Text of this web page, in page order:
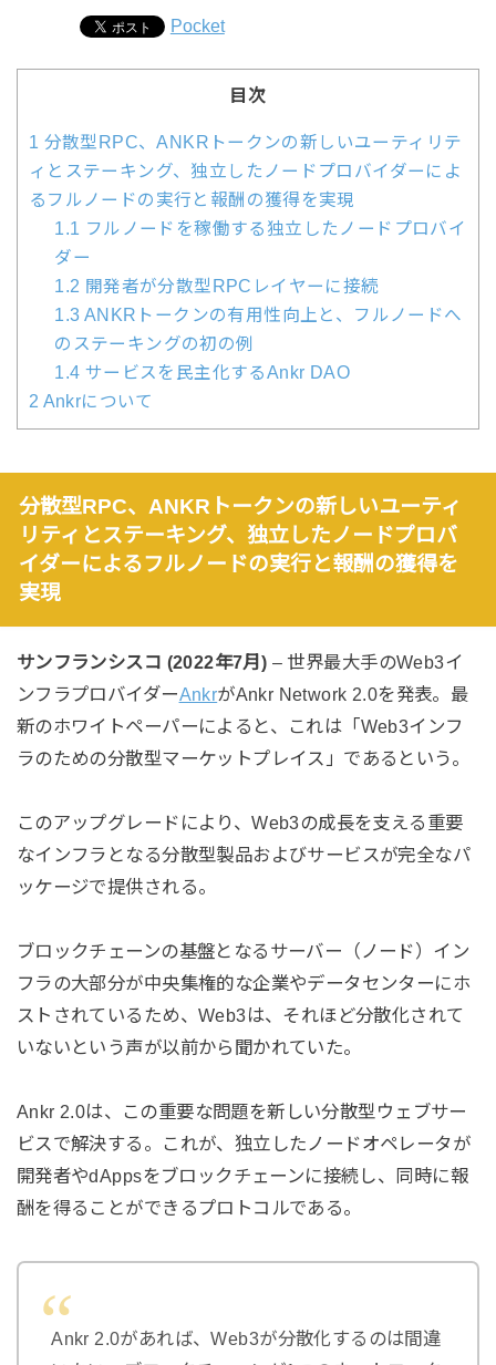
Pocket
目次
1 分散型RPC、ANKRトークンの新しいユーティリテ
ィとステーキング、独立したノードプロバイダーによ
るフルノードの実行と報酬の獲得を実現
1.1 フルノードを稼働する独立したノードプロバイ
ダー
1.2 開発者が分散型RPCレイヤーに接続
1.3 ANKRトークンの有用性向上と、フルノードへ
のステーキングの初の例
1.4 サービスを民主化するAnkr DAO
2 Ankrについて
分散型RPC、ANKRトークンの新しいユーティ
リティとステーキング、独立したノードプロバ
イダーによるフルノードの実行と報酬の獲得を
実現
サンフランシスコ (2022年7月) – 世界最大手のWeb3イ
ンフラプロバイダーAnkrがAnkr Network 2.0を発表。最
新のホワイトペーパーによると、これは「Web3インフ
ラのための分散型マーケットプレイス」であるという。
このアップグレードにより、Web3の成長を支える重要
なインフラとなる分散型製品およびサービスが完全なパ
ッケージで提供される。
ブロックチェーンの基盤となるサーバー（ノード）イン
フラの大部分が中央集権的な企業やデータセンターにホ
ストされているため、Web3は、それほど分散化されて
いないという声が以前から聞かれていた。
Ankr 2.0は、この重要な問題を新しい分散型ウェブサー
ビスで解決する。これが、独立したノードオペレータが
開発者やdAppsをブロックチェーンに接続し、同時に報
酬を得ることができるプロトコルである。
Ankr 2.0があれば、Web3が分散化するのは間違